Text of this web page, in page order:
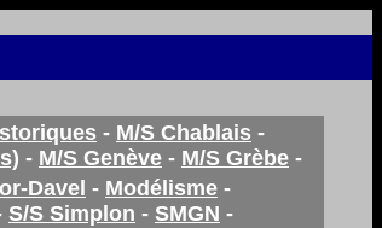
- M/S Chablais -
- M/S Genève - M/S Grèbe -
Davel - Modélisme -
S/S Simplon - SMGN -